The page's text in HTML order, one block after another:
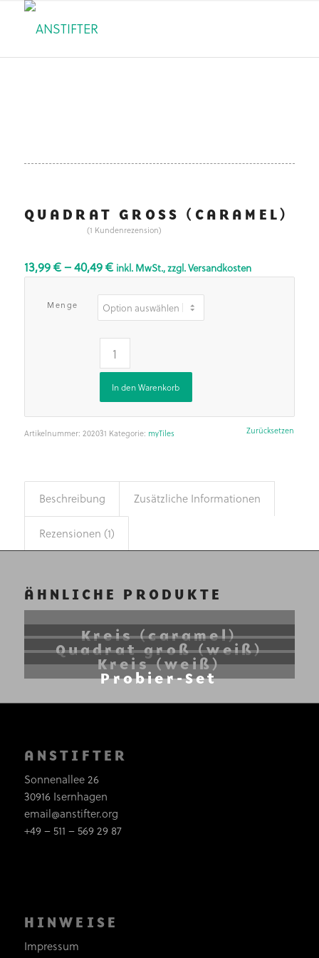
QUADRAT GROSS (CARAMEL)
mit5.00
basierend
Kundenbewertung
(1 Kundenrezension)
13,99€–40,49€Preisspanne:
13,99 €
bis
40,49 €
inkl. MwSt., zzgl. Versandkosten
Menge
Zurücksetzen
In den Warenkorb
Artikelnummer: 202031 Kategorie: myTiles
Beschreibung Zusätzliche Informationen
Rezensionen (1)
ÄHNLICHE PRODUKTE
Kreis (caramel)
5.00
Quadrat groß (weiß)
Kreis (weiß)
Probier-Set
ANSTIFTER
Sonnenallee 26
30916 Isernhagen
email@anstifter.org
+49 – 511 – 569 29 87
HINWEISE
Impressum